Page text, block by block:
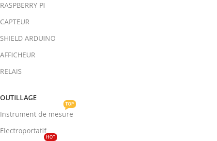
RASPBERRY PI
CAPTEUR
SHIELD ARDUINO
AFFICHEUR
RELAIS
OUTILLAGE
Instrument de mesure
TOP
Electroportatif
HOT